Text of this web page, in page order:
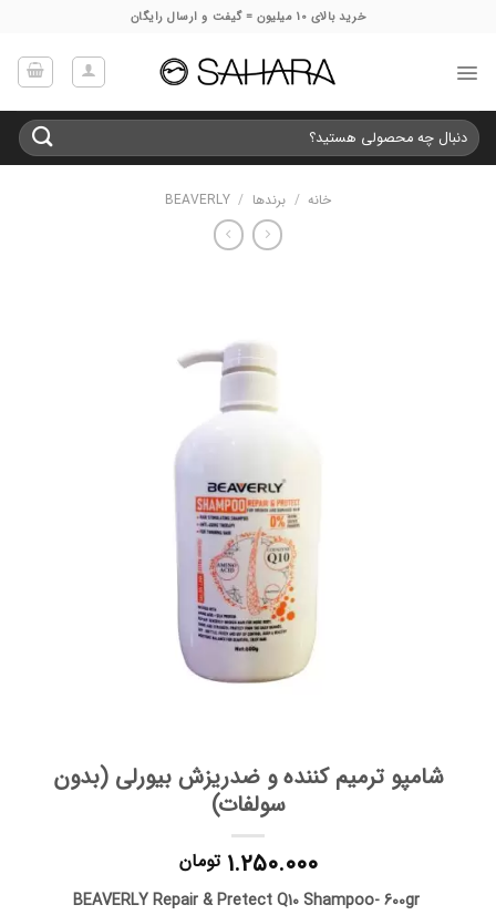
خرید بالای 10 میلیون = گیفت و ارسال رایگان
جستجو
برای:
خانه / برندها /
BEAVERLY
شامپو ترمیم کننده و ضدریزش بیورلی (بدون
سولفات)
۱.۲۵۰.۰۰۰ تومان
BEAVERLY Repair & Pretect Q10 Shampoo- 600gr